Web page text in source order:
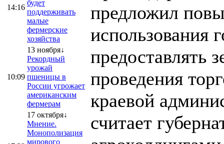
14:16
будет
поддерживать
малые
фермерские
хозяйства
10:09
13 ноября↓
Рекордный
урожай
пшеницы в
России угрожает
американским
фермерам
17 октября↓
Мнение.
Монополизация
мирового
предложил
использования
предоставлять
проведения
краевой
считает